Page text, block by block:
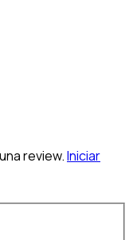
review.Iniciar